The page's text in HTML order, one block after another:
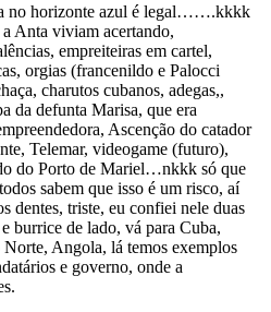
no horizonte azul é legal…….kkkk
Anta viviam acertando,
empreiteiras em cartel,
orgias (francenildo e Palocci
charutos cubanos, adegas,,
da defunta Marisa, que era
Ascenção do catador
Telemar, videogame (futuro),
do Porto de Mariel…nkkk só que
sabem que isso é um risco, aí
dentes, triste, eu confiei nele duas
burrice de lado, vá para Cuba,
Angola, lá temos exemplos
e governo, onde a